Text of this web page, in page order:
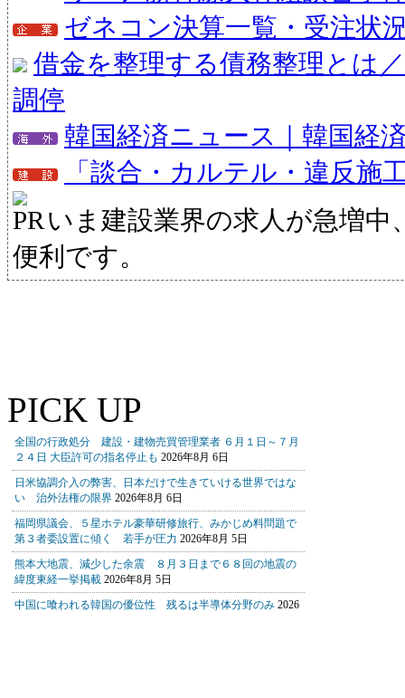
ゼネコン決算一覧・受注状
借金を整理する債務整理とは
調停
韓国経済ニュース｜韓国経
「談合・カルテル・違反施
いま建設業界の求人が急増中
便利です。
PICK UP